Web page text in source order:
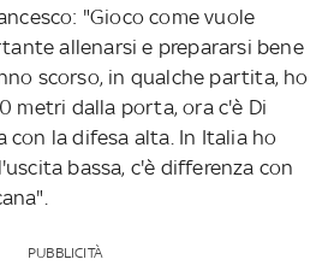
"Gioco come vuole
allenarsi e prepararsi bene
scorso, in qualche partita, ho
metri dalla porta, ora c'è Di
con la difesa alta. In Italia ho
bassa, c'è differenza con
PUBBLICITÀ